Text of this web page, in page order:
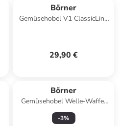
Börner
Gemüsehobel V1 ClassicLine
29,90 €
Börner
Gemüsehobel Welle-Waffel
PowerLine mit Fruchthalter in
violett
-3%